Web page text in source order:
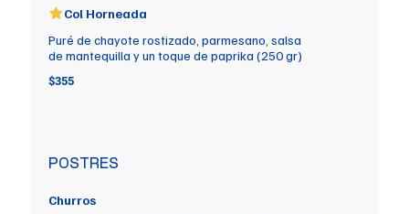
Col Horneada
Puré de chayote rostizado, parmesano, salsa
de mantequilla y un toque de paprika (250 gr)
$355
POSTRES
Churros